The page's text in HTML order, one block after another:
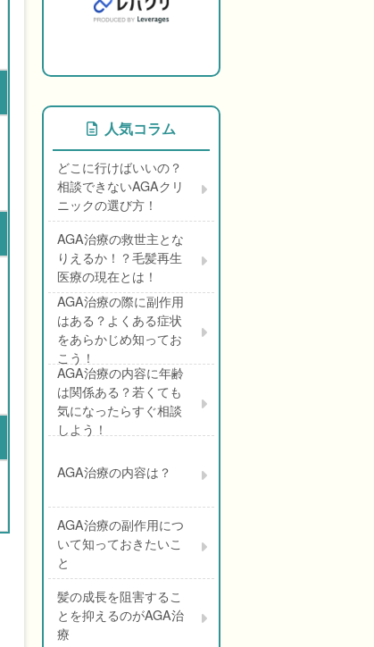
人気コラム
どこに行けばいいの？
相談できないAGAクリ
ニックの選び方！
AGA治療の救世主とな
りえるか！？毛髪再生
医療の現在とは！
AGA治療の際に副作用
はある？よくある症状
をあらかじめ知ってお
こう！
AGA治療の内容に年齢
は関係ある？若くても
気になったらすぐ相談
しよう！
AGA治療の内容は？
AGA治療の副作用につ
いて知っておきたいこ
と
髪の成長を阻害するこ
とを抑えるのがAGA治
療